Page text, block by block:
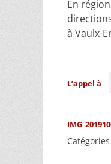
En
à Vaulx-
L’appel à
Catégories